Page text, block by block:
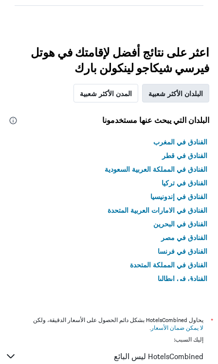
اعثر على نتائج أفضل لإقامتك في هوتل
فيرسي شيكاجو لينكولن بارك
البلدان الأكثر شعبية المدن الأكثر شعبية
البلدان التي يبحث عنها مستخدمونا
الفنادق في المغرب
الفنادق في قطر
الفنادق في المملكة العربية السعودية
الفنادق في تركيا
الفنادق في إندونيسيا
الفنادق في الامارات العربية المتحدة
الفنادق في البحرين
الفنادق في مصر
الفنادق في فرنسا
الفنادق في المملكة المتحدة
الفنادق في إيطاليا
*
يحاول HotelsCombined بشكل دائم الحصول على الأسعار الدقيقة، ولكن
لا يمكن ضمان الأسعار .
إليك السبب:
HotelsCombined ليس البائع